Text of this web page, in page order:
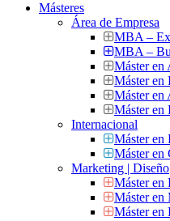
Másteres
Área de Empresa
MBA –
MBA –
Máster en
Máster en
Máster en
Máster en
Internacional
Máster en
Máster en
Marketing | Diseño
Máster en
Máster en
Máster en